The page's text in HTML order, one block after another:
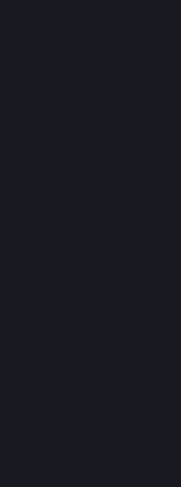
12 au 14 juin.
meilleures têtes